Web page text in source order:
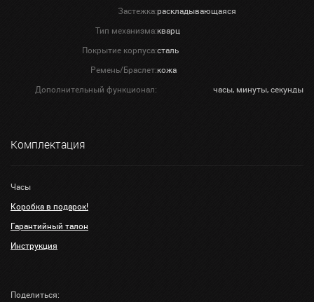
Застежка:раскладывающаяся
Тип механизма:кварц
Покрытие корпуса:сталь
Ремень/Браслет:кожа
Дополнительный функционал:
часы, минуты, секунды
Комплектация
Часы
Коробка в подарок!
Гарантийный талон
Инструкция
Поделиться: